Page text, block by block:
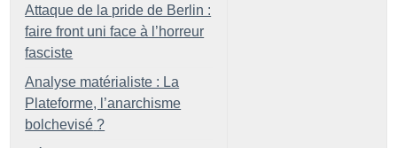
Attaque de la pride de Berlin :
faire front uni face à l’horreur
fasciste
Analyse matérialiste : La
Plateforme, l’anarchisme
bolchevisé ?